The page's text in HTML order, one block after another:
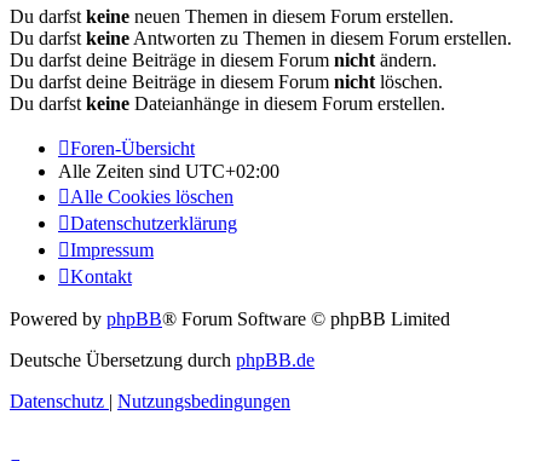
Du darfstkeine neuen Themen in diesem Forum erstellen.
Du darfstkeineAntworten zu Themen in diesem Forum erstellen.
Du darfst deine Beiträge in diesem Forum nichtändern.
Du darfst deine Beiträge in diesem Forum nichtlöschen.
Du darfstkeine Dateianhänge in diesem Forum erstellen.
Foren-Übersicht
Alle Zeiten sind UTC+02:00
Alle Cookies löschen
Datenschutzerklärung
Impressum
Kontakt
Powered by phpBB® Forum Software © phpBB Limited
Deutsche Übersetzung durch phpBB.de
Datenschutz | Nutzungsbedingungen